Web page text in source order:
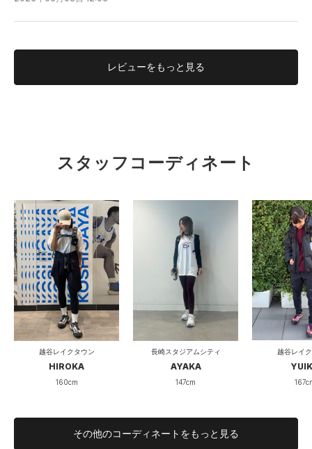
レビューをもっと見る
177cm
バッグにワンポイントを
通勤時にイヤホンを家に忘れてしまうことが多く、
悲しくなっていた自分へのお助けアイテムです。
イヤホンだけでは寂しく、今は充電コードと鍵も入れてます。
プライベートでバックを変える時も付け替えるだけなので、手
間はなく重宝しております。
ケース自体もしっかりとした作りなので型崩れもせず、充電コ
ードやイヤホン等の精密機器でもしっかり保護してくれます。
ャレなのでは、と思いますのでお好みのカスタマイズで楽しん
スタッフコーディネート
越谷レイクタウン
HIROKA
160cm
長崎スタジアムシティ
AYAKA
147cm
越谷レイ
その他のコーディネートをもっと見る